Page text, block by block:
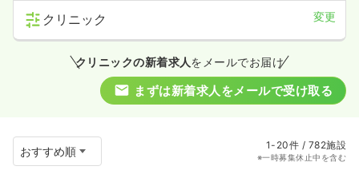
クリニック 変更
クリニックの新着求人をメールでお届け
まずは新着求人をメールで受け取る
1-20件 / 782施設
※一時募集休止中を含む